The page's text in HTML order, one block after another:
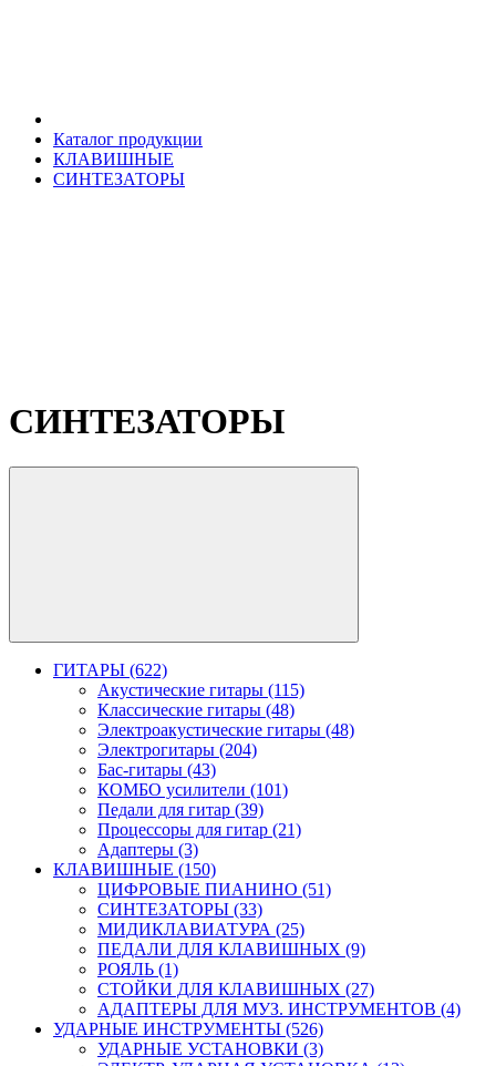
Каталог продукции
КЛАВИШНЫЕ
СИНТЕЗАТОРЫ
СИНТЕЗАТОРЫ
ГИТАРЫ (622)
Акустические гитары (115)
Классические гитары (48)
Электроакустические гитары (48)
Электрогитары (204)
Бас-гитары (43)
КОМБО усилители (101)
Педали для гитар (39)
Процессоры для гитар (21)
Адаптеры (3)
КЛАВИШНЫЕ (150)
ЦИФРОВЫЕ ПИАНИНО (51)
СИНТЕЗАТОРЫ (33)
МИДИКЛАВИАТУРА (25)
ПЕДАЛИ ДЛЯ КЛАВИШНЫХ (9)
РОЯЛЬ (1)
СТОЙКИ ДЛЯ КЛАВИШНЫХ (27)
АДАПТЕРЫ ДЛЯ МУЗ. ИНСТРУМЕНТОВ (4)
УДАРНЫЕ ИНСТРУМЕНТЫ (526)
УДАРНЫЕ УСТАНОВКИ (3)